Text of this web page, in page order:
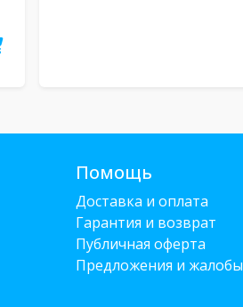
Помощь
Доставка и оплата
Гарантия и возврат
Публичная оферта
Предложения и жалобы